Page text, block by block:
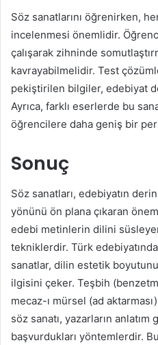
Söz sanatlarını öğrenirken,
incelenmesi önemlidir.
çalışarak zihninde
kavrayabilmelidir. Test
pekiştirilen bilgiler, edebiyat
Ayrıca, farklı eserlerde bu
öğrencilere daha geniş bir
Sonuç
Söz sanatları, edebiyatın
yönünü ön plana çıkaran
edebi metinlerin dilini
tekniklerdir. Türk
sanatlar, dilin estetik
ilgisini çeker. Teşbih
mecaz-ı mürsel (ad
söz sanatı, yazarların anlatım
başvurdukları yöntemlerdir.